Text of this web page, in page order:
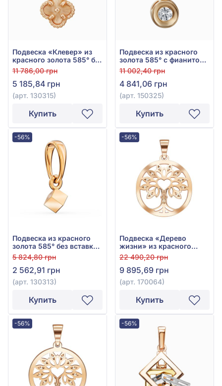
Подвеска «Клевер» из
красного золота 585° без
вставки, арт. 130315
11 786,00 грн
5 185,84 грн
(арт. 130315)
Купить
Подвеска из красного
золота 585° с фианитом/
куб.цирконием, арт.
150325
11 002,40 грн
4 841,06 грн
(арт. 150325)
Купить
-56%
Подвеска из красного
золота 585° без вставки,
арт. 130313
5 824,80 грн
2 562,91 грн
(арт. 130313)
Купить
-56%
Подвеска «Дерево
жизни» из красного
золота 585° без вставки,
арт. 170064
22 490,20 грн
9 895,69 грн
(арт. 170064)
Купить
-56% -56%